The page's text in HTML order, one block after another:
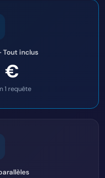
Tout inclus
€
1 requête